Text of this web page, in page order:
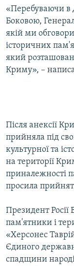
«Перебуваючи в
Боковою,
якій ми
історичних
який
Криму», –
Після анексії
прийняла під
культурної та
на території
приналежності
просила
Президент
пам'ятники і
«Херсонес
Єдиного
спадщини